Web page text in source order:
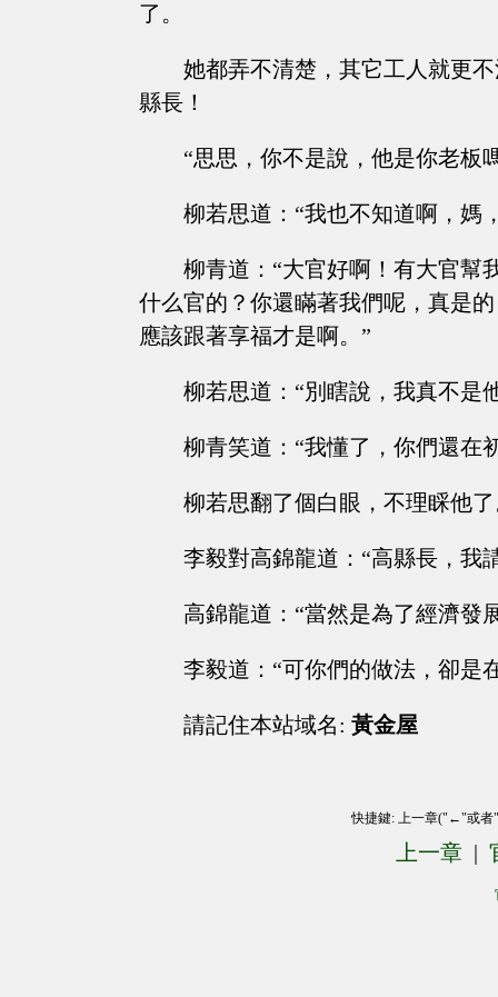
了。
她都弄不清楚，其它工人就更
縣長！
“思思，你不是說，他是你老板
柳若思道：“我也不知道啊，媽
柳青道：“大官好啊！有大官幫
什么官的？你還瞞著我們呢，真是
應該跟著享福才是啊。”
柳若思道：“別瞎說，我真不是
柳青笑道：“我懂了，你們還在
柳若思翻了個白眼，不理睬他
李毅對高錦龍道：“高縣長，我
高錦龍道：“當然是為了經濟發
李毅道：“可你們的做法，卻是
請記住本站域名: 黃金屋
快捷鍵: 上一章("←"或
上一章 |